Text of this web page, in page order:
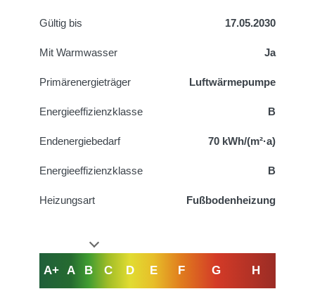
Gültig bis 17.05.2030
Mit Warmwasser Ja
Primärenergieträger Luftwärmepumpe
Energieeffizienzklasse B
Endenergiebedarf 70 kWh/(m²·a)
Energieeffizienzklasse B
Heizungsart Fußbodenheizung
A+ A B C D E F G H